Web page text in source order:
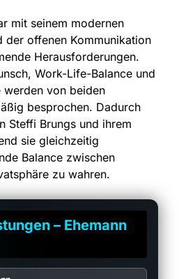
mit seinem modernen
der offenen Kommunikation
Herausforderungen.
Work-Life-Balance und
werden von beiden
besprochen. Dadurch
Steffi Brungs und ihrem
sie gleichzeitig
Balance zwischen
zu wahren.
– Ehemann